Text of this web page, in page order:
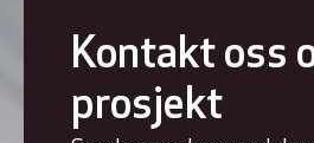
Kontakt oss
prosjekt